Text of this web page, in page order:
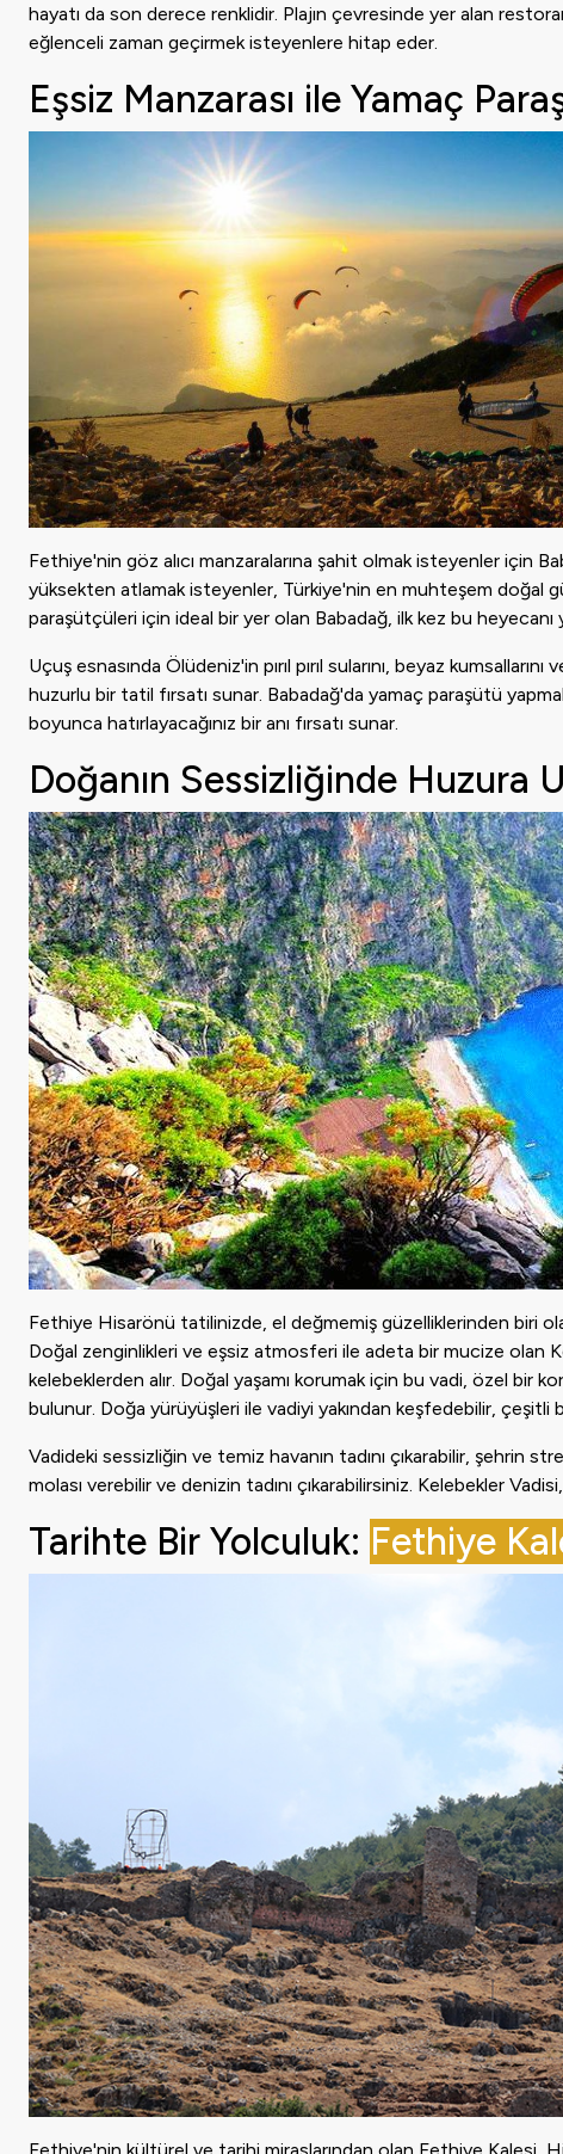
hayatı da son derece renklidir. Plajın çevresinde yer alan
eğlenceli zaman geçirmek isteyenlere hitap eder.
Eşsiz Manzarası ile Yamaç
Fethiye'nin göz alıcı manzaralarına şahit olmak isteyenler için
yüksekten atlamak isteyenler, Türkiye'nin en muhteşem doğal
paraşütçüleri için ideal bir yer olan Babadağ, ilk kez bu
Uçuş esnasında Ölüdeniz'in pırıl pırıl sularını, beyaz
huzurlu bir tatil fırsatı sunar. Babadağ'da yamaç paraşütü
boyunca hatırlayacağınız bir anı fırsatı sunar.
Doğanın Sessizliğinde Huzura
Fethiye Hisarönü tatilinizde, el değmemiş güzelliklerinden biri
Doğal zenginlikleri ve eşsiz atmosferi ile adeta bir mucize olan
kelebeklerden alır. Doğal yaşamı korumak için bu vadi, özel bir
bulunur. Doğa yürüyüşleri ile vadiyi yakından keşfedebilir,
Vadideki sessizliğin ve temiz havanın tadını çıkarabilir, şehrin
molası verebilir ve denizin tadını çıkarabilirsiniz. Kelebekler
Tarihte Bir Yolculuk: Fethiye